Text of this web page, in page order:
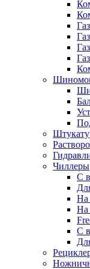
Чиллеры
С
На
На
С